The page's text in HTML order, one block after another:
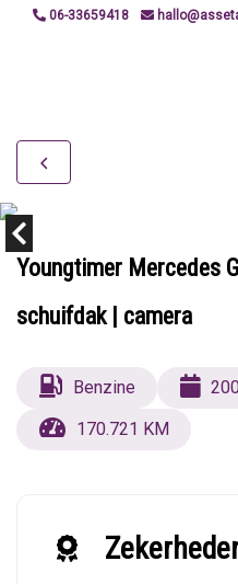
06-33659418
Youngtimer Mercedes
schuifdak | camera
Benzine
170.721 KM